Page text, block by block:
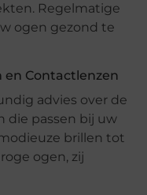
Regelmatige
ogen gezond te
en Contactlenzen
advies over de
die passen bij uw
brillen tot
ogen, zij